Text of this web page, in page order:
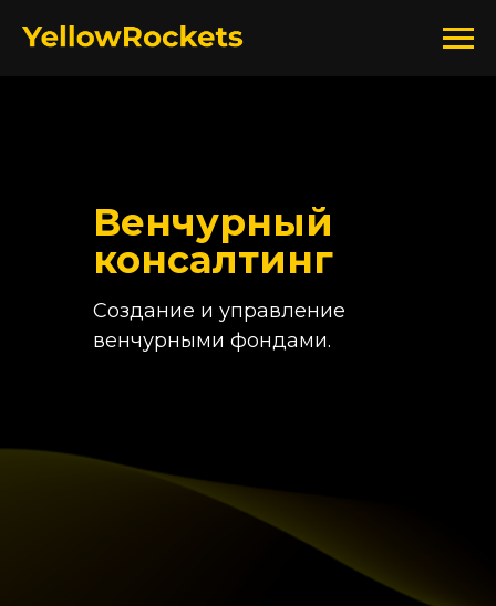
Создание и управление
венчурными фондами.
Венчурный
консалтинг